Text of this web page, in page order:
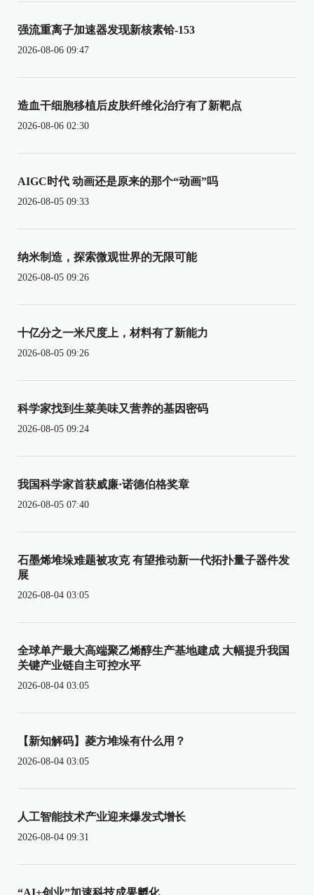
强流重离子加速器发现新核素铪-153
2026-08-06 09:47
造血干细胞移植后皮肤纤维化治疗有了新靶点
2026-08-06 02:30
AIGC时代 动画还是原来的那个“动画”吗
2026-08-05 09:33
纳米制造，探索微观世界的无限可能
2026-08-05 09:26
十亿分之一米尺度上，材料有了新能力
2026-08-05 09:26
科学家找到生菜美味又营养的基因密码
2026-08-05 09:24
我国科学家首获威廉·诺德伯格奖章
2026-08-05 07:40
石墨烯堆垛难题被攻克 有望推动新一代拓扑量子器件发
展
2026-08-04 03:05
全球单产最大高端聚乙烯醇生产基地建成 大幅提升我国
关键产业链自主可控水平
2026-08-04 03:05
【新知解码】菱方堆垛有什么用？
2026-08-04 03:05
人工智能技术产业迎来爆发式增长
2026-08-04 09:31
“AI+创业”加速科技成果孵化